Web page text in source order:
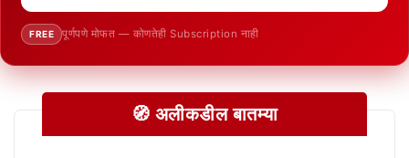
FREE पूर्णपणे मोफत — कोणतेही Subscription नाही
🧭 अलीकडील बातम्या